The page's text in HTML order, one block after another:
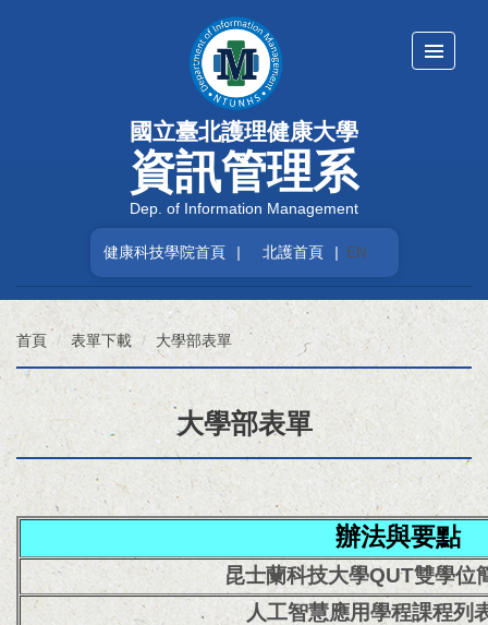
國立臺北護理健康大學
資訊管理系
Dep. of Information Management
健康科技學院首頁 | 北護首頁 | EN
首頁 表單下載 大學部表單
大學部表單
辦法與要點
昆士蘭科技大學QUT雙學位
人工智慧應用學程課程列